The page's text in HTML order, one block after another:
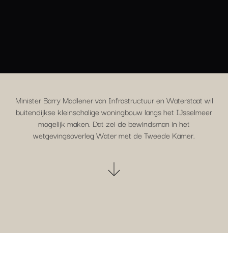
Minister Barry Madlener van Infrastructuur en Waterstaat wil
buitendijkse kleinschalige woningbouw langs het IJsselmeer
mogelijk maken. Dat zei de bewindsman in het
wetgevingsoverleg Water met de Tweede Kamer.